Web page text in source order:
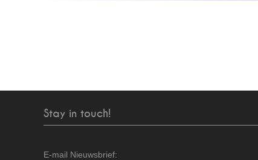
Stay in touch!
E-mail Nieuwsbrief: